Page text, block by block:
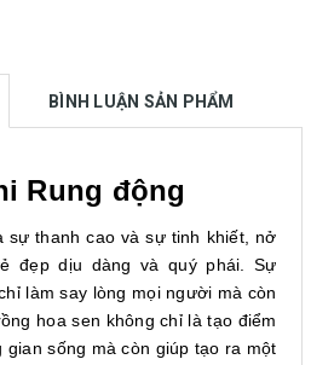
BÌNH LUẬN SẢN PHẨM
Rung động
sự thanh cao và sự tinh khiết, nở
đẹp dịu dàng và quý phái. Sự
làm say lòng mọi người mà còn
hoa sen không chỉ là tạo điểm
sống mà còn giúp tạo ra một